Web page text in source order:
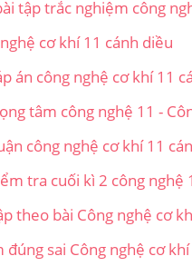
tập trắc nghiệm công
cơ khí 11 cánh diều
án công nghệ cơ khí 11
tâm công nghệ 11 -
công nghệ cơ khí 11
tra cuối kì 2 công nghệ
theo bài Công nghệ cơ
đúng sai Công nghệ cơ